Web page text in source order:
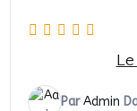
ParAdmin